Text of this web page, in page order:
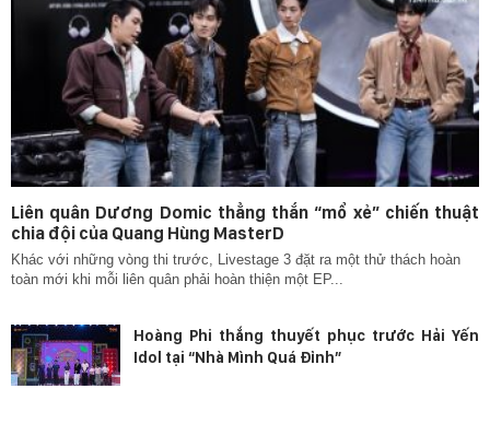
Liên quân Dương Domic thẳng thắn “mổ xẻ” chiến thuật
chia đội của Quang Hùng MasterD
Khác với những vòng thi trước, Livestage 3 đặt ra một thử thách hoàn
toàn mới khi mỗi liên quân phải hoàn thiện một EP...
Hoàng Phi thắng thuyết phục trước Hải Yến
Idol tại “Nhà Mình Quá Đỉnh”